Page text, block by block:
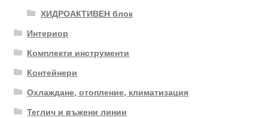
ХИДРОАКТИВЕН блок
Интериор
Комплекти инструменти
Контейнери
Охлаждане, отопление, климатизация
Теглич и въжени линии